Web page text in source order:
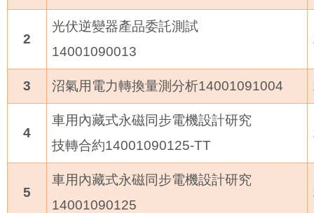
2
光伏逆變器產品委託測試
14001090013
3 沼氣用電力轉換量測分析14001091004
4
車用內藏式永磁同步電機設計研究
技轉合約14001090125-TT
5
車用內藏式永磁同步電機設計研究
14001090125